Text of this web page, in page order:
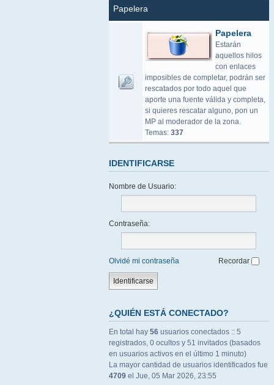
Papelera
Papelera
Estarán
aquellos hilos
con enlaces
imposibles de completar, podrán ser
rescatados por todo aquel que
aporte una fuente válida y completa,
si quieres rescatar alguno, pon un
MP al moderador de la zona.
Temas: 337
IDENTIFICARSE
Nombre de Usuario:
Contraseña:
Olvidé mi contraseña Recordar
¿QUIÉN ESTÁ CONECTADO?
En total hay 56 usuarios conectados :: 5
registrados, 0 ocultos y 51 invitados (basados
en usuarios activos en el último 1 minuto)
La mayor cantidad de usuarios identificados fue
4709 el Jue, 05 Mar 2026, 23:55